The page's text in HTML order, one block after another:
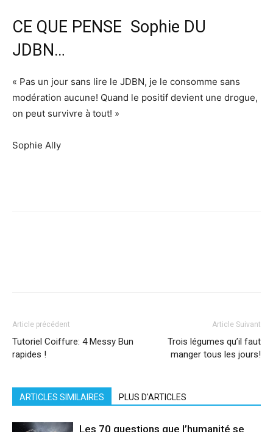
CE QUE PENSE Sophie DU
JDBN…
« Pas un jour sans lire le JDBN, je le consomme sans
modération aucune! Quand le positif devient une drogue,
on peut survivre à tout! »
Sophie Ally
Article précédent
Tutoriel Coiffure: 4 Messy Bun
rapides !
Article Suivant
Trois légumes qu’il faut
manger tous les jours!
ARTICLES SIMILAIRES PLUS D'ARTICLES
Les 70 questions que l’humanité se